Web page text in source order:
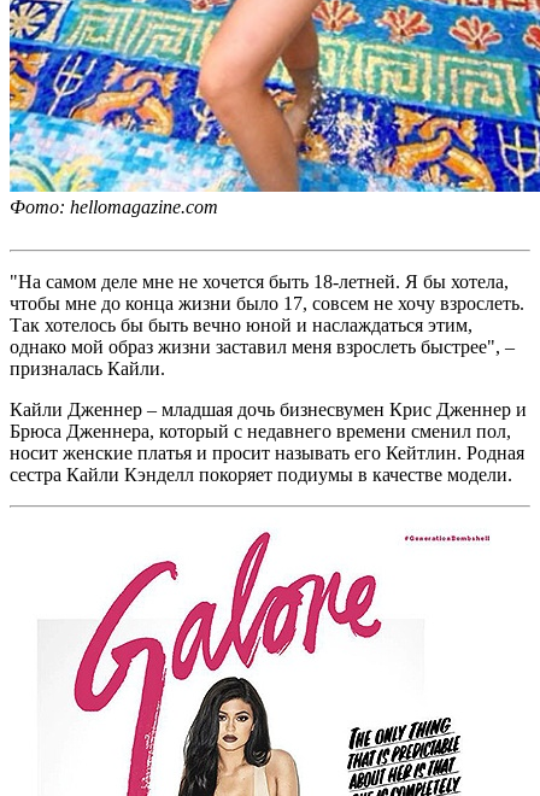
Фото: hellomagazine.com
"На самом деле мне не хочется быть 18-летней. Я бы хотела,
чтобы мне до конца жизни было 17, совсем не хочу взрослеть.
Так хотелось бы быть вечно юной и наслаждаться этим,
однако мой образ жизни заставил меня взрослеть быстрее", –
призналась Кайли.
Кайли Дженнер – младшая дочь бизнесвумен Крис Дженнер и
Брюса Дженнера, который с недавнего времени сменил пол,
носит женские платья и просит называть его Кейтлин. Родная
сестра Кайли Кэнделл покоряет подиумы в качестве модели.